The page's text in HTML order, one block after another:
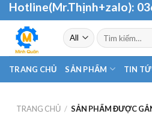
Skip
to
content
Hotline(Mr.Thịnh+zalo):
Tìm
kiếm:
TRANG CHỦ SẢN PHẨM TIN
TRANG CHỦ / SẢN PHẨM ĐƯỢC